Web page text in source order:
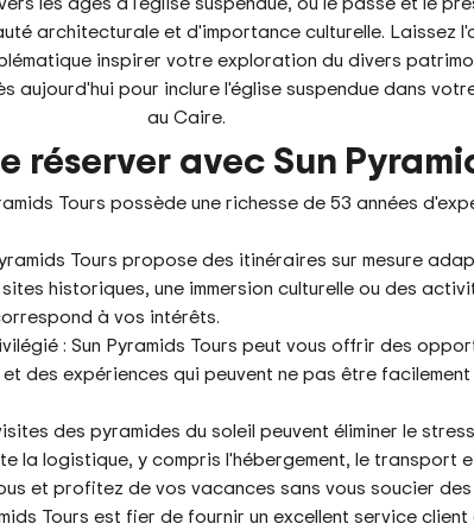
architecturale et d'importance culturelle. Laissez
inspirer votre exploration du divers
aujourd'hui pour inclure l'église suspendue dans
au Caire.
réserver avec Sun
Tours possède une richesse de 53 années
Tours propose des itinéraires sur mesure
historiques, une immersion culturelle ou des
à vos intérêts.
: Sun Pyramids Tours peut vous offrir des
des expériences qui peuvent ne pas être
des pyramides du soleil peuvent éliminer le
la logistique, y compris l'hébergement, le transport
et profitez de vos vacances sans vous soucier
Tours est fier de fournir un excellent service